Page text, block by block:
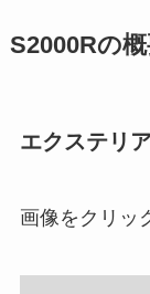
S2000Rの
エクステリ
画像をクリッ